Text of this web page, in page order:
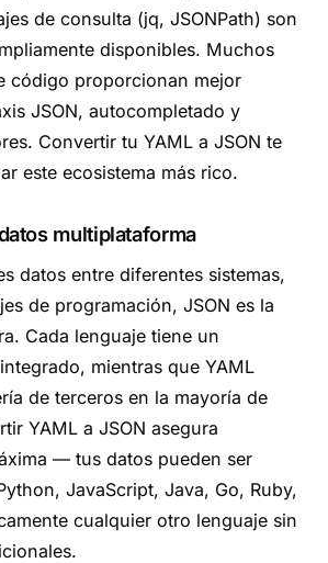
de consulta (jq, JSONPath) son
disponibles. Muchos
código proporcionan mejor
JSON, autocompletado y
Convertir tu YAML a JSON te
este ecosistema más rico.
multiplataforma
datos entre diferentes sistemas,
de programación, JSON es la
Cada lenguaje tiene un
mientras que YAML
de terceros en la mayoría de
YAML a JSON asegura
— tus datos pueden ser
JavaScript, Java, Go, Ruby,
cualquier otro lenguaje sin